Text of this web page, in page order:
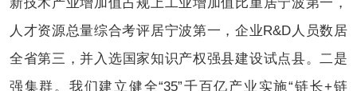
新技术产业增加值占规上工业增加值比重居宁波第一，
人才资源总量综合考评居宁波第一，企业R&D人员数居
全省第三，并入选国家知识产权强县建设试点县。二是
强集群。我们建立健全“35”千百亿产业实施“链长+链